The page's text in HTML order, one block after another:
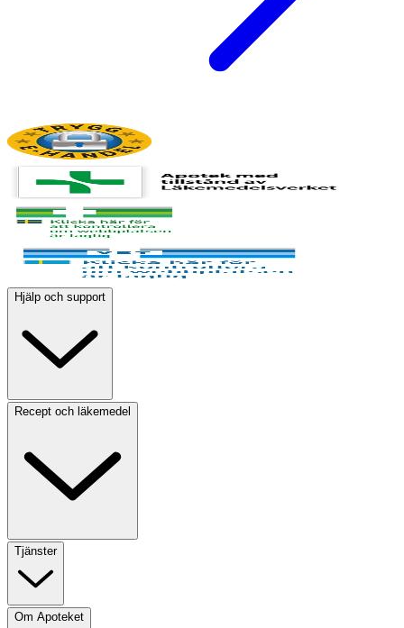
Hjälp och support
Recept och läkemedel
Tjänster
Om Apoteket